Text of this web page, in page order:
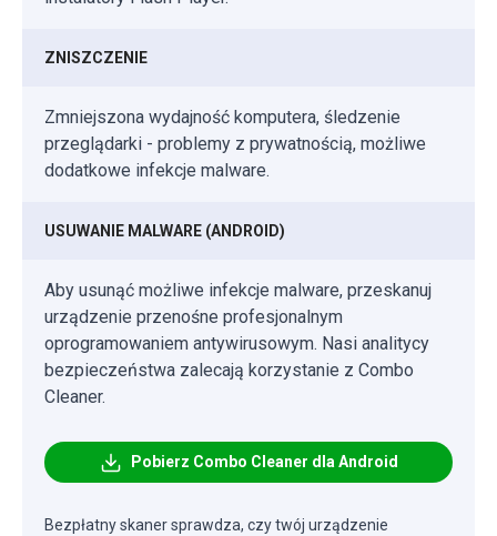
ZNISZCZENIE
Zmniejszona wydajność komputera, śledzenie
przeglądarki - problemy z prywatnością, możliwe
dodatkowe infekcje malware.
USUWANIE MALWARE (ANDROID)
Aby usunąć możliwe infekcje malware, przeskanuj
urządzenie przenośne profesjonalnym
oprogramowaniem antywirusowym. Nasi analitycy
bezpieczeństwa zalecają korzystanie z Combo
Cleaner.
Pobierz Combo Cleaner dla Android
Bezpłatny skaner sprawdza, czy twój urządzenie